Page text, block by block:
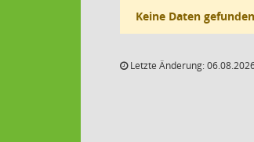
Keine Daten
Letzte Änderung: